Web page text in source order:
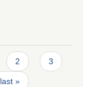
2 3
last »